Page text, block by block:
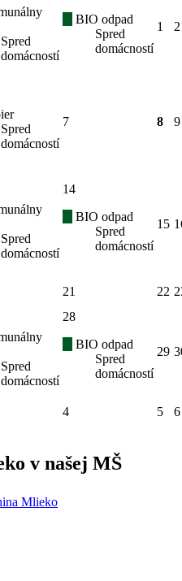
Spred
domácností
BIO odpad
Spred
domácností
1 2
Spred
domácností
7 8 9
Spred
domácností
14
BIO odpad
Spred
domácností
15
21 22
Spred
domácností
28
BIO odpad
Spred
domácností
29
4 5
6
v našej MŠ